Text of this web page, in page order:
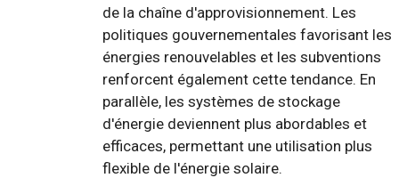
de la chaîne d'approvisionnement. Les
politiques gouvernementales favorisant les
énergies renouvelables et les subventions
renforcent également cette tendance. En
parallèle, les systèmes de stockage
d'énergie deviennent plus abordables et
efficaces, permettant une utilisation plus
flexible de l'énergie solaire.